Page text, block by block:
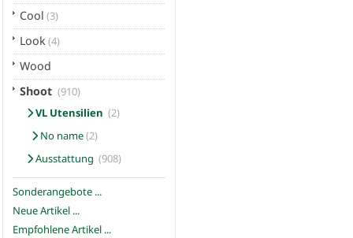
Cool (3)
Look(4)
Wood
Shoot (910)
VL Utensilien (2)
No name(2)
Ausstattung (908)
Sonderangebote ...
Neue Artikel ...
Empfohlene Artikel ...